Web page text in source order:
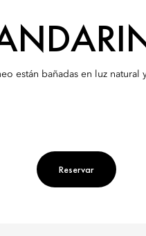
están bañadas en luz
Reservar